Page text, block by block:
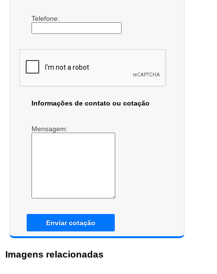
Telefone:
Informações de contato ou cotação
Mensagem:
Enviar cotação
Imagens relacionadas